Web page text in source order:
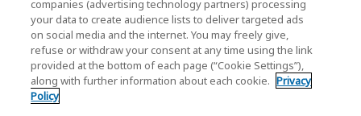
ソーシャルメディア公式アカウント一覧
ソーシャルメディアポリシー
companies (advertising technology partners) processing
your data to create audience lists to deliver targeted ads
on social media and the internet. You may freely give,
refuse or withdraw your consent at any time using the link
provided at the bottom of each page (“Cookie Settings”),
along with further information about each cookie. Privacy
Policy